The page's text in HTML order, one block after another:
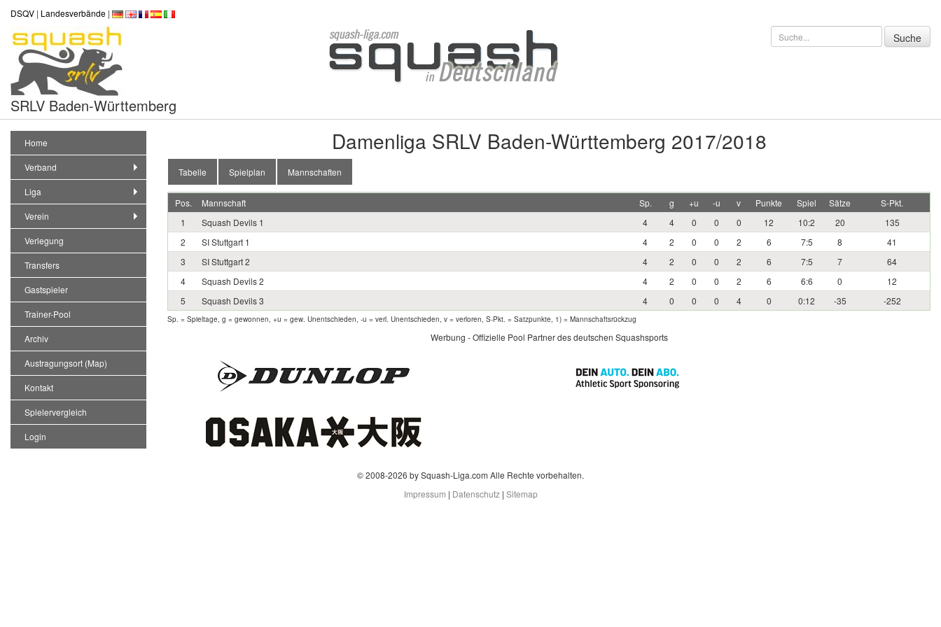
DSQV | Landesverbände |
SRLV Baden-Württemberg
Home
Verband
Liga
Verein
Verlegung
Transfers
Gastspieler
Trainer-Pool
Archiv
Austragungsort (Map)
Kontakt
Spielervergleich
Login
Damenliga SRLV Baden-Württemberg 2017/2018
Tabelle Spielplan Mannschaften
Pos. Mannschaft Sp. g +u -u v Punkte Spiel Sätze
S-Pkt.
1
Squash Devils 1 4 4 0 0 0 12 10:2 20
135
2
SI Stuttgart 1 4 2 0 0 2 6 7:5 8
41
3
SI Stuttgart 2 4 2 0 0 2 6 7:5 7
64
4
Squash Devils 2 4 2 0 0 2 6 6:6 0
12
5
Squash Devils 3 4 0 0 0 4 0 0:12 -35 -252
Sp. = Spieltage, g = gewonnen, +u = gew. Unentschieden, -u = verl. Unentschieden, v = verloren, S-Pkt. = Satzpunkte, 1) = Mannschaftsrückzug
Werbung - Offizielle Pool Partner des deutschen Squashsports
© 2008-2026 by Squash-Liga.com Alle Rechte vorbehalten.
Impressum | Datenschutz| Sitemap